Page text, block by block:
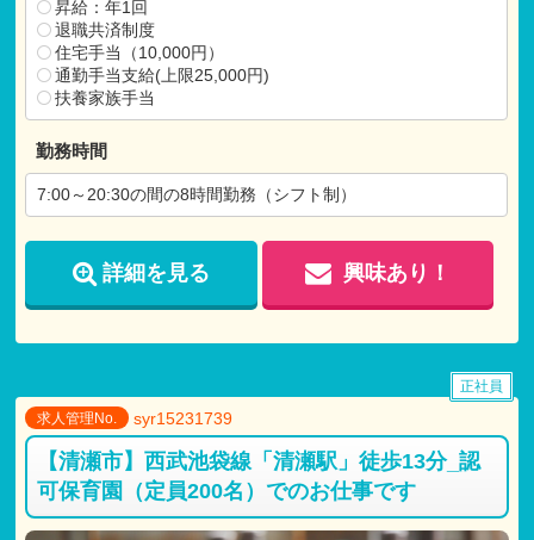
昇給：年1回
退職共済制度
住宅手当（10,000円）
通勤手当支給(上限25,000円)
扶養家族手当
勤務時間
7:00～20:30の間の8時間勤務（シフト制）
詳細を見る 興味あり！
求人管理No. syr15231739
【清瀬市】西武池袋線「清瀬駅」徒歩13分_認
可保育園（定員200名）でのお仕事です
正社員